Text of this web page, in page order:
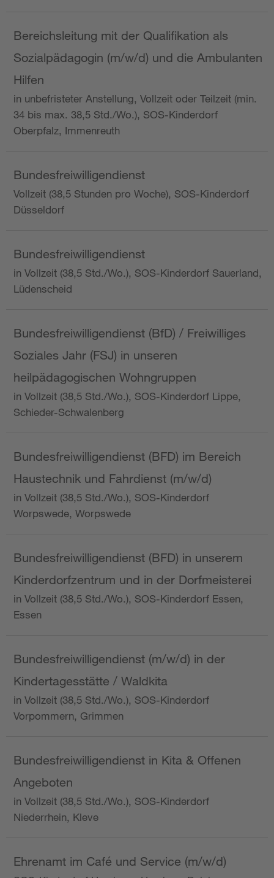
Bereichsleitung mit der Qualifikation als
Sozialpädagogin (m/w/d) und die Ambulanten
Hilfen
in unbefristeter Anstellung, Vollzeit oder Teilzeit (min.
34 bis max. 38,5 Std./Wo.), SOS-Kinderdorf
Oberpfalz, Immenreuth
Bundesfreiwilligendienst
Vollzeit (38,5 Stunden pro Woche), SOS-Kinderdorf
Düsseldorf
Bundesfreiwilligendienst
in Vollzeit (38,5 Std./Wo.), SOS-Kinderdorf Sauerland,
Lüdenscheid
Bundesfreiwilligendienst (BfD) / Freiwilliges
Soziales Jahr (FSJ) in unseren
heilpädagogischen Wohngruppen
in Vollzeit (38,5 Std./Wo.), SOS-Kinderdorf Lippe,
Schieder-Schwalenberg
Bundesfreiwilligendienst (BFD) im Bereich
Haustechnik und Fahrdienst (m/w/d)
in Vollzeit (38,5 Std./Wo.), SOS-Kinderdorf
Worpswede, Worpswede
Bundesfreiwilligendienst (BFD) in unserem
Kinderdorfzentrum und in der Dorfmeisterei
in Vollzeit (38,5 Std./Wo.), SOS-Kinderdorf Essen,
Essen
Bundesfreiwilligendienst (m/w/d) in der
Kindertagesstätte / Waldkita
in Vollzeit (38,5 Std./Wo.), SOS-Kinderdorf
Vorpommern, Grimmen
Bundesfreiwilligendienst in Kita & Offenen
Angeboten
in Vollzeit (38,5 Std./Wo.), SOS-Kinderdorf
Niederrhein, Kleve
Ehrenamt im Café und Service (m/w/d)